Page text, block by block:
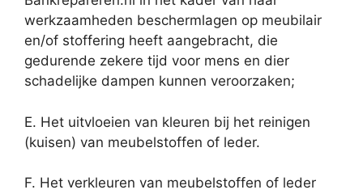
werkzaamheden beschermlagen op meubilair
en/of stoffering heeft aangebracht, die
gedurende zekere tijd voor mens en dier
schadelijke dampen kunnen veroorzaken;
E. Het uitvloeien van kleuren bij het reinigen
(kuisen) van meubelstoffen of leder.
F. Het verkleuren van meubelstoffen of leder